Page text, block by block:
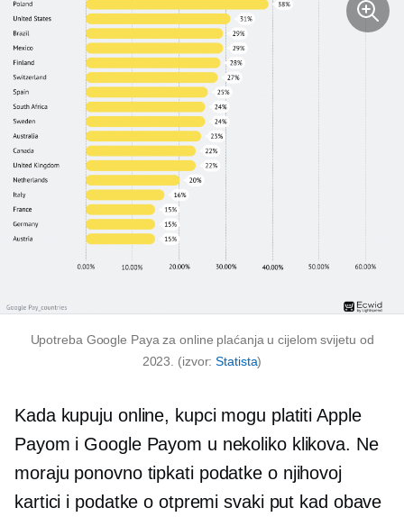
Upotreba Google Paya za online plaćanja u cijelom svijetu od
2023. (izvor:Statista)
Kada kupuju online, kupci mogu platiti Apple
Payom i Google Payom u nekoliko klikova. Ne
moraju ponovno tipkatipodatke o njihovoj
kartici i podatke o otpremi svaki put kad obave